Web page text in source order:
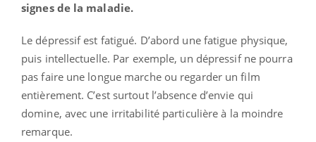
signes de la maladie.
Le dépressif est fatigué. D’abord une fatigue physique,
puis intellectuelle. Par exemple, un dépressif ne pourra
pas faire une longue marche ou regarder un film
entièrement. C’est surtout l’absence d’envie qui
domine, avec une irritabilité particulière à la moindre
remarque.